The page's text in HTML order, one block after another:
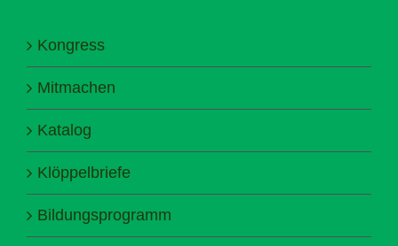
Kongress
Mitmachen
Katalog
Klöppelbriefe
Bildungsprogramm